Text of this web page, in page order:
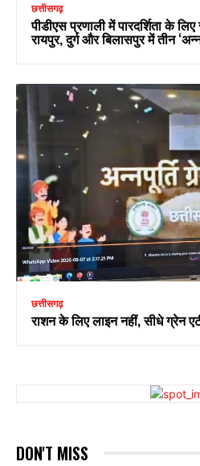
छत्तीसगढ़
पीडीएस प्रणाली में पारदर्शिता के
रायपुर, दुर्ग और बिलासपुर में तीन
छत्तीसगढ़
राशन के लिए लाइन नहीं, सीधे ग्रेन
DON'T MISS